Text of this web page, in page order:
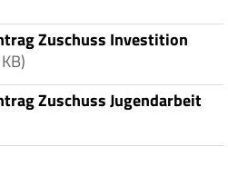
Zuschuss Investition
Zuschuss Jugendarbeit